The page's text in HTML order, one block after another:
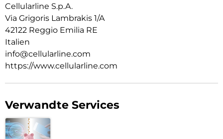
Cellularline S.p.A.
Via Grigoris Lambrakis 1/A
42122 Reggio Emilia RE
Italien
info@cellularline.com
https://www.cellularline.com
Verwandte Services